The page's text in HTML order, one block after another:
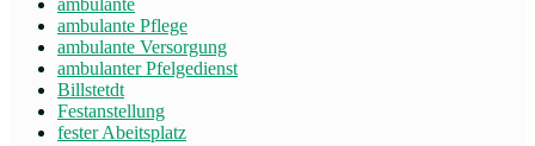
ambulante
ambulante Pflege
ambulante Versorgung
ambulanter Pfelgedienst
Billstetdt
Festanstellung
fester Abeitsplatz